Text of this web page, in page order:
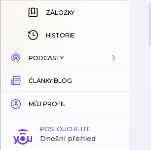
ZÁLOŽKY
HISTORIE
PODCASTY
KATALOG
KATEGORIE
ZÁLOŽKY
ČLÁNKY BLOG
MŮJ PROFIL
POSLOUCHEJTE
Dnešní přehled